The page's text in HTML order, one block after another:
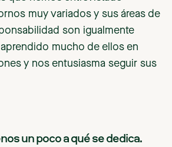
muy variados y sus áreas de
son igualmente
mucho de ellos en
y nos entusiasma seguir sus
un poco a qué se dedica.